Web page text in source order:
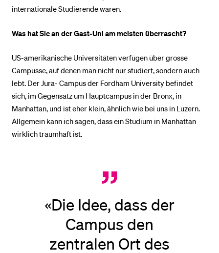
internationale Studierende waren.
Was hat Sie an der Gast-Uni am meisten überrascht?
US-amerikanische Universitäten verfügen über grosse
Campusse, auf denen man nicht nur studiert, sondern auch
lebt. Der Jura- Campus der Fordham University befindet
sich, im Gegensatz um Hauptcampus in der Bronx, in
Manhattan, und ist eher klein, ähnlich wie bei uns in Luzern.
Allgemein kann ich sagen, dass ein Studium in Manhattan
wirklich traumhaft ist.
«Die Idee, dass der
Campus den
zentralen Ort des